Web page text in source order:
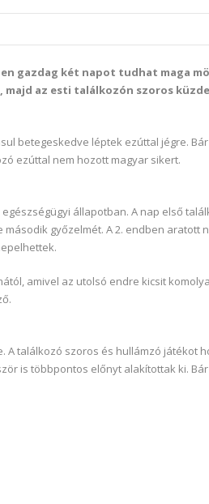
gazdag két napot tudhat maga
az esti találkozón szoros
betegeskedve léptek ezúttal jégre.
ezúttal nem hozott magyar sikert.
állapotban. A nap első
győzelmét. A 2. endben
amivel az utolsó endre kicsit
találkozó szoros és hullámzó
is többpontos előnyt alakítottak ki.